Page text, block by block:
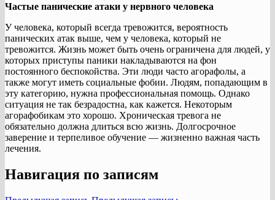
Частые панические атаки у нервного человека
У человека, который всегда тревожится, вероятность
панических атак выше, чем у человека, который не
тревожится. Жизнь может быть очень ограничена для людей, у
которых приступы паники накладываются на фон
постоянного беспокойства. Эти люди часто агорафолы, а
также могут иметь социальные фобии. Людям, попадающим в
эту категорию, нужна профессиональная помощь. Однако
ситуация не так безрадостна, как кажется. Некоторым
агорафобикам это хорошо. Хроническая тревога не
обязательно должна длиться всю жизнь. Долгосрочное
заверение и терпеливое обучение — жизненно важная часть
лечения.
Навигация по записям